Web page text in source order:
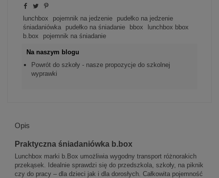
lunchbox pojemnik na jedzenie
pudełko na jedzenie
śniadaniówka
pudełko na śniadanie bbox
lunchbox bbox
b.box
pojemnik na śniadanie
Na naszym blogu
Powrót do szkoły - nasze propozycje do szkolnej
wyprawki
Opis
Praktyczna śniadaniówka b.box
Lunchbox marki b.Box umożliwia wygodny transport różnorakich
przekąsek. Idealnie sprawdzi się do przedszkola, szkoły, na piknik
czy do pracy – dla dzieci jak i dla dorosłych. Całkowita pojemność